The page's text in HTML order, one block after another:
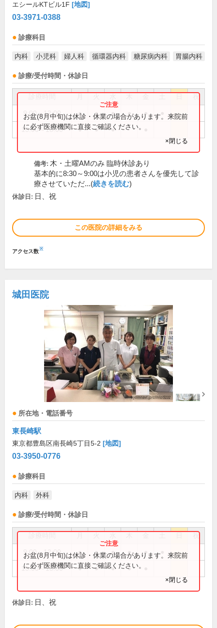
エシールKTビル1F [地図]
03-3971-0388
診療科目
内科 小児科 婦人科 循環器内科 糖尿病内科 胃腸内科
診療/受付時間・休診日
祝
9:00～12:00 ● ● ● ● ●
15:00～18:00 ● ● ●
お盆(8月中旬)は休診・休業の場合があります。来院前
に必ず医療機関に直接ご確認ください。
×閉じる
備考: 木・土曜AMのみ 臨時休診あり
基本的に8:30～9:00は小児の患者さんを優先して診
療させていただ...(続きを読む)
休診日: 日、祝
この医院の詳細をみる
アクセス数※
城田医院
所在地・電話番号
東長崎駅
東京都豊島区南長崎5丁目5-2 [地図]
03-3950-0776
診療科目
内科 外科
診療/受付時間・休診日
祝
9:00～12:00 ● ● ● ● ●
15:00～18:00 ● ● ● ●
お盆(8月中旬)は休診・休業の場合があります。来院前
に必ず医療機関に直接ご確認ください。
×閉じる
休診日: 日、祝